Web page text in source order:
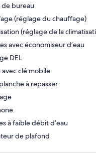
de bureau
(réglage du chauffage)
(réglage de la
avec économiseur d’eau
DEL
avec clé mobile
à repasser
à faible débit d’eau
de plafond